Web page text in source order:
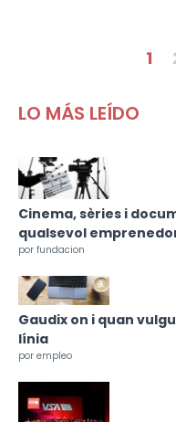
1
LO MÁS LEÍDO
Cinema, sèries i
qualsevol
por fundacion
Gaudix on i quan
línia
por empleo